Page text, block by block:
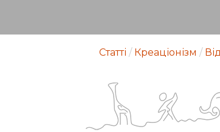
Статті / Креаціонізм /